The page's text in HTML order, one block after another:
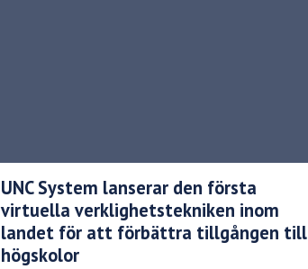
UNC System lanserar den första
virtuella verklighetstekniken inom
landet för att förbättra tillgången till
högskolor